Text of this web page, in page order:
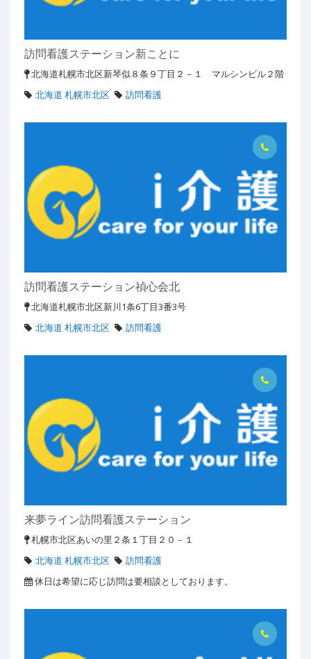
訪問看護ステーション新ことに
北海道札幌市北区新琴似８条９丁目２－１ マルシンビル２階
北海道 札幌市北区
訪問看護
訪問看護ステーション禎心会北
北海道札幌市北区新川1条6丁目3番3号
北海道 札幌市北区
訪問看護
来夢ライン訪問看護ステーション
札幌市北区あいの里２条１丁目２０－１
北海道 札幌市北区
訪問看護
休日は希望に応じ訪問は要相談としております。